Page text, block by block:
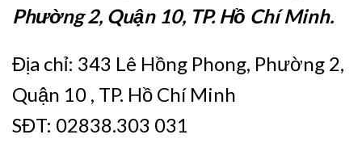
Phường 2, Quận 10, TP. Hồ Chí Minh.
Địa chỉ: 343 Lê Hồng Phong, Phường 2,
Quận 10 , TP. Hồ Chí Minh
SĐT: 02838.303 031‬